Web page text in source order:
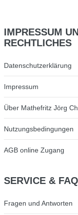
IMPRESSUM
RECHTLICHES
Datenschutzerklärung
Impressum
Über Mathefritz Jörg
Nutzungsbedingungen
AGB online Zugang
SERVICE& FAQ
Fragen und Antworten